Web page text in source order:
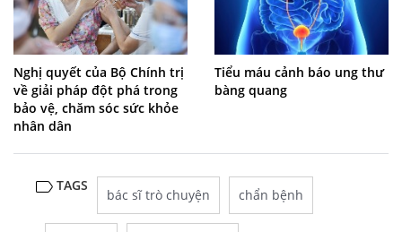
Nghị quyết của Bộ Chính trị
về giải pháp đột phá trong
bảo vệ, chăm sóc sức khỏe
nhân dân
Tiểu máu cảnh báo ung thư
bàng quang
TAGS
bác sĩ trò chuyện chẩn bệnh